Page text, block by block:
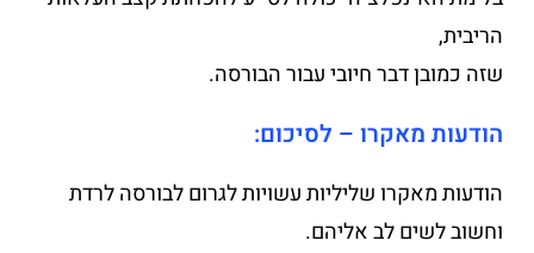
הריבית,
שזה כמובן דבר חיובי עבור הבורסה.
הודעות מאקרו – לסיכום:
הודעות מאקרו שליליות עשויות לגרום לבורסה לרדת
וחשוב לשים לב אליהם.